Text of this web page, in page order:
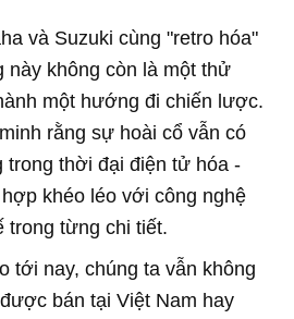
và Suzuki cùng "retro hóa"
này không còn là một thử
một hướng đi chiến lược.
rằng sự hoài cổ vẫn có
trong thời đại điện tử hóa -
khéo léo với công nghệ
trong từng chi tiết.
tới nay, chúng ta vẫn không
bán tại Việt Nam hay